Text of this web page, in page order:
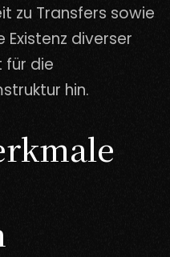
zu Transfers sowie
Existenz diverser
für die
hin.